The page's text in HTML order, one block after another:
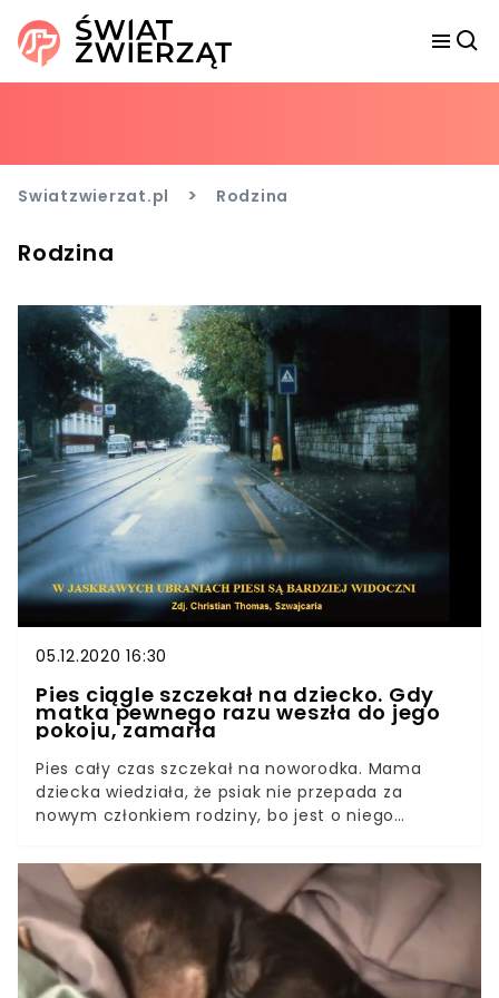
Swiatzwierzat.pl > Rodzina
Rodzina
05.12.2020 16:30
Pies ciągle szczekał na dziecko. Gdy
matka pewnego razu weszła do jego
pokoju, zamarła
Pies cały czas szczekał na noworodka. Mama
dziecka wiedziała, że psiak nie przepada za
nowym członkiem rodziny, bo jest o niego
zwierzę chciało jej przez to powiedzieć. Udała się
więc do pokoju, w którym leżał maluch. Była
przerażona, kiedy okazało się, że dziecko
natychmiast potrzebowało pomocy. Pies na
szczęście w odpowiednim momencie
zasygnalizował, że coś się dzieje. Z tego artykułu